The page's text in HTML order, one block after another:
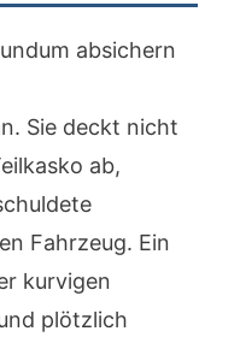
absichern
Sie deckt nicht
ab,
Fahrzeug. Ein
kurvigen
plötzlich